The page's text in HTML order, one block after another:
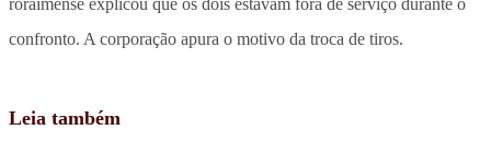
confronto. A corporação apura o motivo da troca de tiros.
Leia também